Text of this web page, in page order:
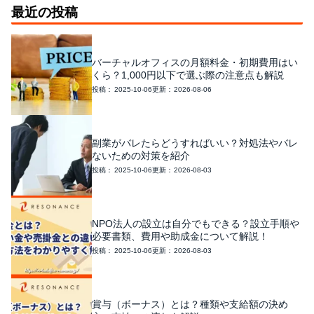
最近の投稿
バーチャルオフィスの月額料金・初期費用はい
くら？1,000円以下で選ぶ際の注意点も解説
2025-10-06 2026-08-06
副業がバレたらどうすればいい？対処法やバレ
ないための対策を紹介
2025-10-06 2026-08-03
NPO法人の設立は自分でもできる？設立手順や
必要書類、費用や助成金について解説！
2025-10-06 2026-08-03
賞与（ボーナス）とは？種類や支給額の決め